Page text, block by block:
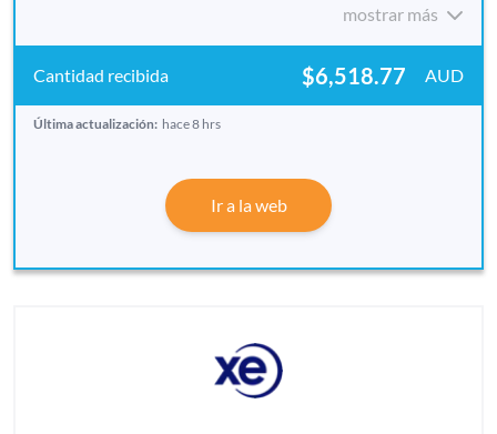
mostrar más
$6,518.77 AUD
Última actualización: hace 8 hrs
Ir a la web